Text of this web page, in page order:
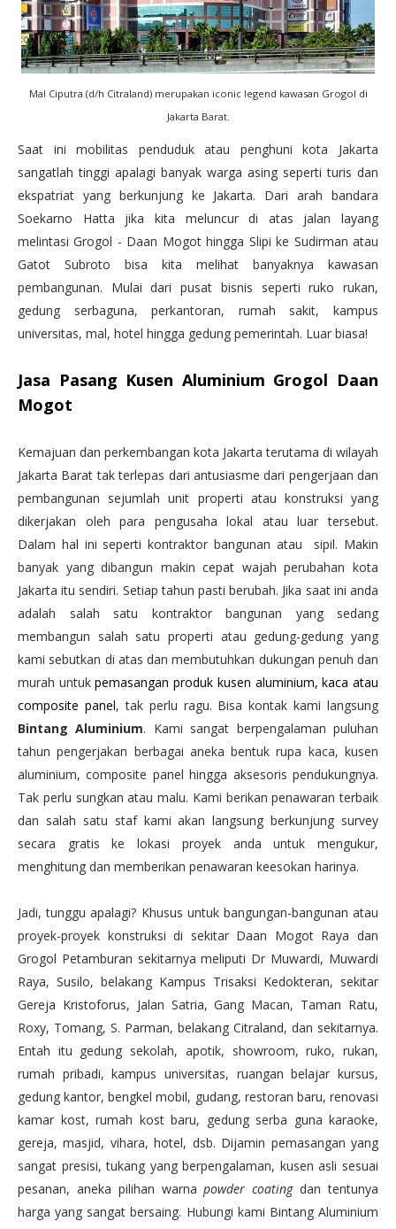
Mal Ciputra (d/h Citraland) merupakan iconic legend kawasan Grogol di
Jakarta Barat.
Saat ini mobilitas penduduk atau penghuni kota Jakarta
sangatlah tinggi apalagi banyak warga asing seperti turis dan
ekspatriat yang berkunjung ke Jakarta. Dari arah bandara
Soekarno Hatta jika kita meluncur di atas jalan layang
melintasi Grogol - Daan Mogot hingga Slipi ke Sudirman atau
Gatot Subroto bisa kita melihat banyaknya kawasan
pembangunan. Mulai dari pusat bisnis seperti ruko rukan,
gedung serbaguna, perkantoran, rumah sakit, kampus
universitas, mal, hotel hingga gedung pemerintah. Luar biasa!
Jasa Pasang Kusen Aluminium Grogol Daan
Mogot
Kemajuan dan perkembangan kota Jakarta terutama di wilayah
Jakarta Barat tak terlepas dari antusiasme dari pengerjaan dan
pembangunan sejumlah unit properti atau konstruksi yang
dikerjakan oleh para pengusaha lokal atau luar tersebut.
Dalam hal ini seperti kontraktor bangunan atau sipil. Makin
banyak yang dibangun makin cepat wajah perubahan kota
Jakarta itu sendiri. Setiap tahun pasti berubah. Jika saat ini anda
adalah salah satu kontraktor bangunan yang sedang
membangun salah satu properti atau gedung-gedung yang
kami sebutkan di atas dan membutuhkan dukungan penuh dan
murah untukpemasangan produk kusen aluminium, kaca atau
composite panel, tak perlu ragu. Bisa kontak kami langsung
Bintang Aluminium. Kami sangat berpengalaman puluhan
tahun pengerjakan berbagai aneka bentuk rupa kaca, kusen
aluminium, composite panel hingga aksesoris pendukungnya.
Tak perlu sungkan atau malu. Kami berikan penawaran terbaik
dan salah satu staf kami akan langsung berkunjung survey
secara gratis ke lokasi proyek anda untuk mengukur,
menghitung dan memberikan penawaran keesokan harinya.
Jadi, tunggu apalagi? Khusus untuk bangungan-bangunan atau
proyek-proyek konstruksi di sekitar Daan Mogot Raya dan
Grogol Petamburan sekitarnya meliputi Dr Muwardi, Muwardi
Raya, Susilo, belakang Kampus Trisaksi Kedokteran, sekitar
Gereja Kristoforus, Jalan Satria, Gang Macan, Taman Ratu,
Roxy, Tomang, S. Parman, belakang Citraland, dan sekitarnya.
Entah itu gedung sekolah, apotik, showroom, ruko, rukan,
rumah pribadi, kampus universitas, ruangan belajar kursus,
gedung kantor, bengkel mobil, gudang, restoran baru, renovasi
kamar kost, rumah kost baru, gedung serba guna karaoke,
gereja, masjid, vihara, hotel, dsb. Dijamin pemasangan yang
sangat presisi, tukang yang berpengalaman, kusen asli sesuai
pesanan, aneka pilihan warnapowder coatingdan tentunya
harga yang sangat bersaing. Hubungi kami Bintang Aluminium